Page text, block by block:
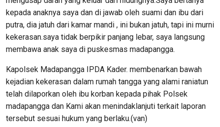
kepada anaknya saya dan di jawab oleh suami dan ibu dari
putra, dia jatuh dari kamar mandi , ini bukan jatuh, tapi ini murni
kekerasan.saya tidak berpikir panjang lebar, saya langsung
membawa anak saya di puskesmas madapangga.
Kapolsek Madapangga IPDA Kader. membenarkan bawah
kejadian kekerasan dalam rumah tangga yang alami raniatun
telah dilaporkan oleh ibu korban kepada pihak Polsek
madapangga dan Kami akan menindaklanjuti terkait laporan
tersebut sesuai hukum yang berlaku.(van)